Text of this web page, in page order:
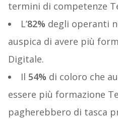
termini di competenze
L’82% degli operanti
auspica di avere più
Digitale.
Il 54% di coloro che
essere più formazione
pagherebbero di tasca